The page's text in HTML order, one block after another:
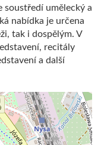
soustředí umělecký a
nabídka je určena
tak i dospělým. V
recitály
a další